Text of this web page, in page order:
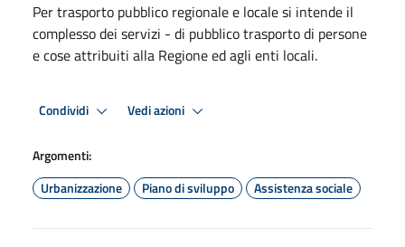
Per trasporto pubblico regionale e locale si intende il
complesso dei servizi - di pubblico trasporto di persone
e cose attribuiti alla Regione ed agli enti locali.
Condividi Vedi azioni
Argomenti:
Urbanizzazione
Piano di sviluppo Assistenza sociale